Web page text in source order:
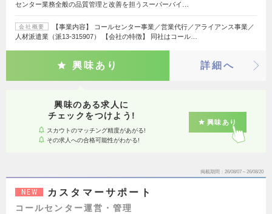
センター業務全般の品質管理と改善を担うスーパーバイ…
会社概要
【事業内容】 コールセンター事業／営業代行／アライアンス事業／
人材派遣業（派13-315907） 【会社の特徴】 同社はコール…
興味あり 詳細へ
興味のある求人に
チェックをつけよう!
スカウトのマッチング精度があがる!
その求人への合格可能性がわかる!
興味あり
掲載期間 26/08/07～26/08/20
NEW カスタマーサポート
コールセンター運営・管理